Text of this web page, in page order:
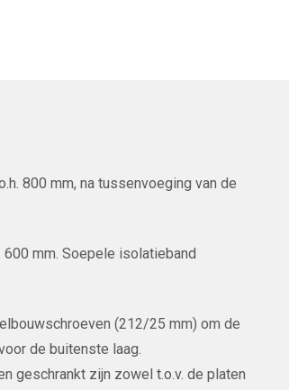
800 mm, na tussenvoeging van de
mm. Soepele isolatieband
(212/25 mm) om de
de buitenste laag.
geschrankt zijn zowel t.o.v. de platen